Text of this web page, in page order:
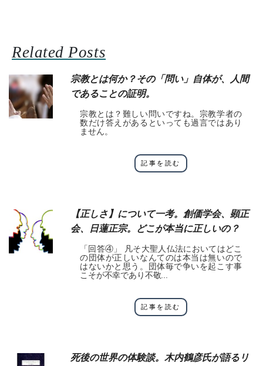
Related Posts
宗教とは何か？その「問い」自体が、人間
であることの証明。
宗教とは？難しい問いですね。宗教学者の
数だけ答えがあるといっても過言ではあり
ません。
記事を読む
【正しさ】について一考。創価学会、顕正
会、日蓮正宗。どこが本当に正しいの？
「回答④」 凡そ大聖人仏法においてはどこ
の団体が正しいなんてのは本当は無いので
はないかと思う。団体毎で争いを起こす事
こそが不幸であり不敬...
記事を読む
死後の世界の体験談。木内鶴彦氏が語るリ